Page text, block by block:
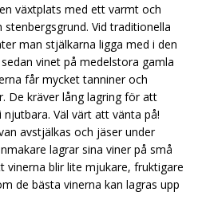
växtplats med ett varmt och
Vid traditionella
man stjälkarna ligga med i den
vinet på medelstora gamla
får mycket tanniner och
De kräver lång lagring för att
Väl värt att vänta på!
avstjälkas och jäser under
lagrar sina viner på små
vinerna blir lite mjukare, fruktigare
de bästa vinerna kan lagras upp